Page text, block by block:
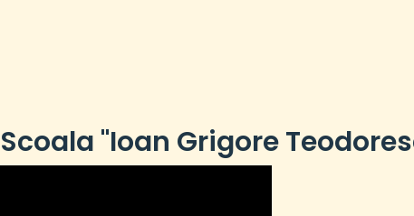
Scoala "Ioan Grigore